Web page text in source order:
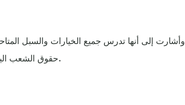
وأشارت إلى أنها تدرس جميع الخيارات والسبل
حقوق الشعب اليمني لا يمكن التفريط فيه أو التنازل عنه.